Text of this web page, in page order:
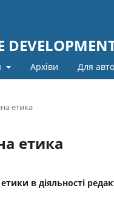
Архіви Для
етика
етика
в діяльності